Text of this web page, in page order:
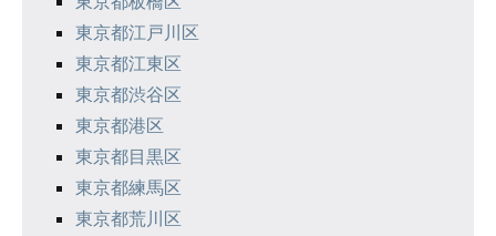
東京都江戸川区
東京都江東区
東京都渋谷区
東京都港区
東京都目黒区
東京都練馬区
東京都荒川区